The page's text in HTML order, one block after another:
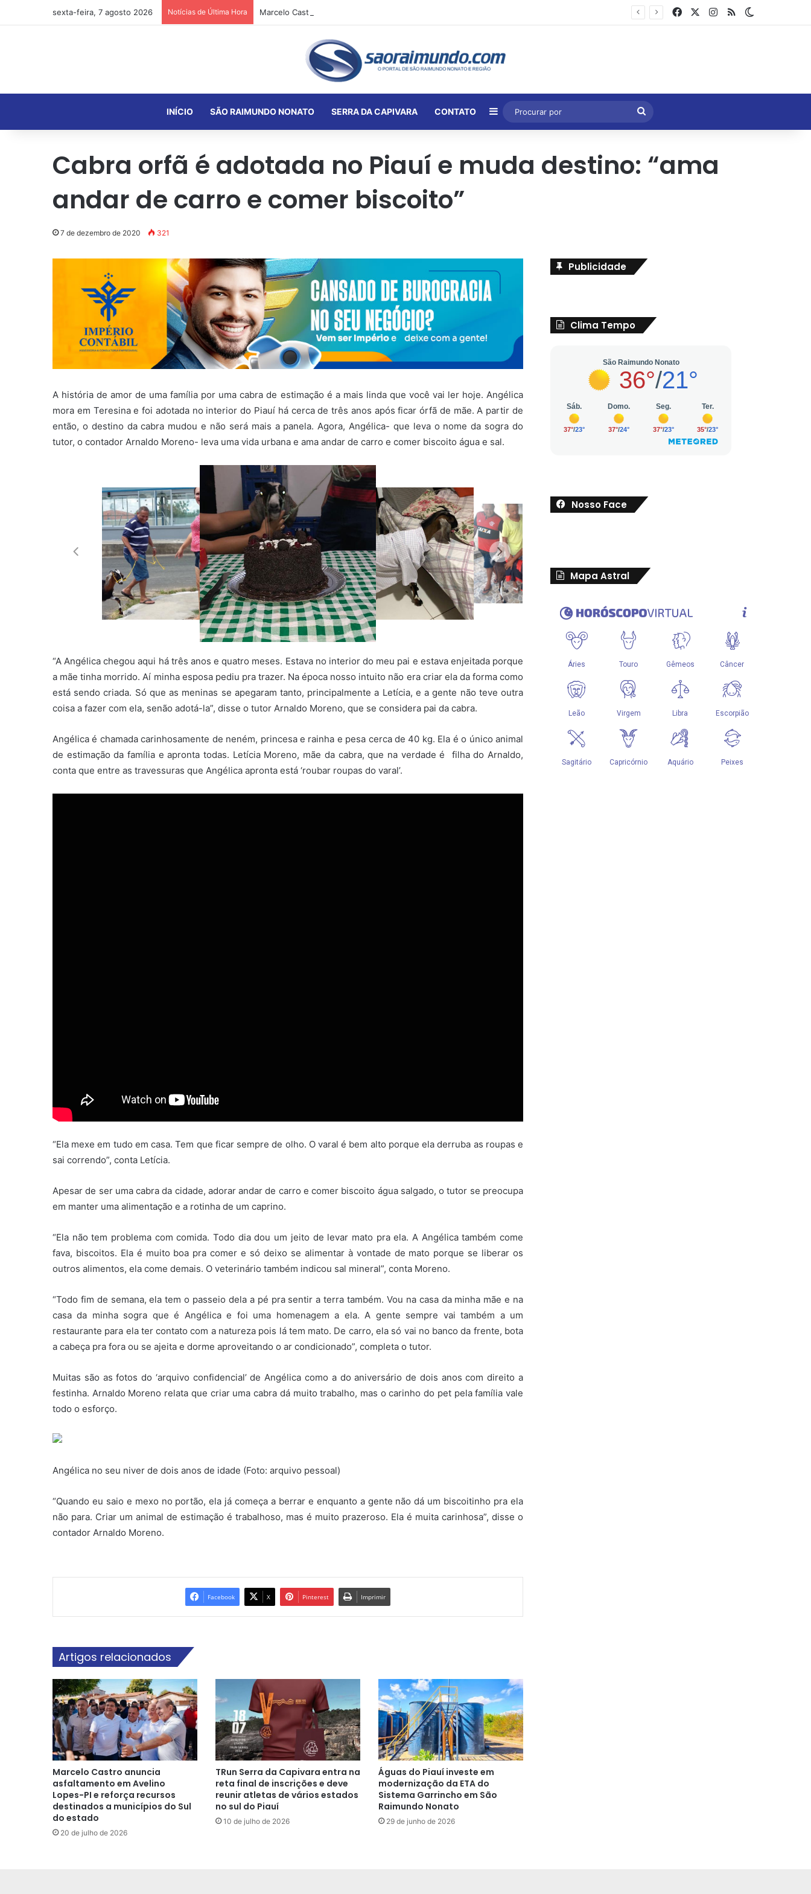
sexta-feira, 7 agosto 2026 Notícias de Última Hora FacebookInstagram
RSS
INÍCIO SÃO RAIMUNDO NONATO SERRA DA CAPIVARA CONTATO Barra Lateral
Procurar
por
Cabra orfã é adotada no Piauí e muda destino: “ama
andar de carro e comer biscoito”
7 de dezembro de 2020 321
A história de amor de uma família por uma cabra de estimação é a mais linda que você vai ler hoje. Angélica
mora em Teresina e foi adotada no interior do Piauí há cerca de três anos após ficar órfã de mãe. A partir de
então, o destino da cabra mudou e não será mais a panela. Agora, Angélica- que leva o nome da sogra do
tutor, o contador Arnaldo Moreno- leva uma vida urbana e ama andar de carro e comer biscoito água e sal.
“A Angélica chegou aqui há três anos e quatro meses. Estava no interior do meu pai e estava enjeitada porque
a mãe tinha morrido. Aí minha esposa pediu pra trazer. Na época nosso intuito não era criar ela da forma como
está sendo criada. Só que as meninas se apegaram tanto, principalmente a Letícia, e a gente não teve outra
coisa a fazer com ela, senão adotá-la”, disse o tutor Arnaldo Moreno, que se considera pai da cabra.
Angélica é chamada carinhosamente de neném, princesa e rainha e pesa cerca de 40 kg. Ela é o único animal
de estimação da família e apronta todas. Letícia Moreno, mãe da cabra, que na verdade é filha do Arnaldo,
conta que entre as travessuras que Angélica apronta está ‘roubar roupas do varal’.
“Ela mexe em tudo em casa. Tem que ficar sempre de olho. O varal é bem alto porque ela derruba as roupas e
sai correndo”, conta Letícia.
Apesar de ser uma cabra da cidade, adorar andar de carro e comer biscoito água salgado, o tutor se preocupa
em manter uma alimentação e a rotinha de um caprino.
“Ela não tem problema com comida. Todo dia dou um jeito de levar mato pra ela. A Angélica também come
fava, biscoitos. Ela é muito boa pra comer e só deixo se alimentar à vontade de mato porque se liberar os
outros alimentos, ela come demais. O veterinário também indicou sal mineral”, conta Moreno.
“Todo fim de semana, ela tem o passeio dela a pé pra sentir a terra também. Vou na casa da minha mãe e na
casa da minha sogra que é Angélica e foi uma homenagem a ela. A gente sempre vai também a um
restaurante para ela ter contato com a natureza pois lá tem mato. De carro, ela só vai no banco da frente, bota
a cabeça pra fora ou se ajeita e dorme aproveitando o ar condicionado”, completa o tutor.
Muitas são as fotos do ‘arquivo confidencial’ de Angélica como a do aniversário de dois anos com direito a
festinha. Arnaldo Moreno relata que criar uma cabra dá muito trabalho, mas o carinho do pet pela família vale
todo o esforço.
Angélica no seu niver de dois anos de idade (Foto: arquivo pessoal)
“Quando eu saio e mexo no portão, ela já começa a berrar e enquanto a gente não dá um biscoitinho pra ela
não para. Criar um animal de estimação é trabalhoso, mas é muito prazeroso. Ela é muita carinhosa”, disse o
contador Arnaldo Moreno.
Facebook X Pinterest Imprimir
Artigos relacionados
Marcelo Castro anuncia
asfaltamento em Avelino
Lopes-PI e reforça recursos
destinados a municípios do Sul
do estado
20 de julho de 2026
TRun Serra da Capivara entra na
reta final de inscrições e deve
reunir atletas de vários estados
no sul do Piauí
10 de julho de 2026
Águas do Piauí investe em
modernização da ETA do
Sistema Garrincho em São
Raimundo Nonato
29 de junho de 2026
Publicidade
Clima Tempo
Nosso Face
Mapa Astral